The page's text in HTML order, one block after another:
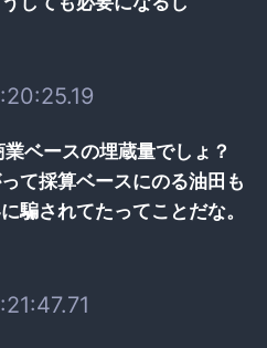
ベースの埋蔵量でしょ？
て採算ベースにのる油田も
騙されてたってことだな。